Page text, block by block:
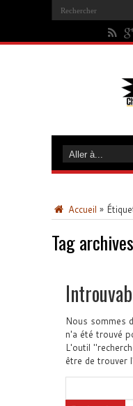
Accueil »
Tag
Nous sommes
n'a été trouvé
L'outil
être de trouver